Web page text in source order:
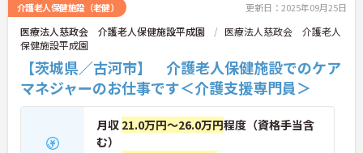
介護老人保健施設（老健） 更新日：2025年09月25日
医療法人慈政会 介護老人保健施設平成園
医療法人慈政会 介護老人
保健施設平成園
【茨城県／古河市】 介護老人保健施設でのケア
マネジャーのお仕事です＜介護支援専門員＞
月収 21.0万円～26.0万円程度（資格手当含
む）